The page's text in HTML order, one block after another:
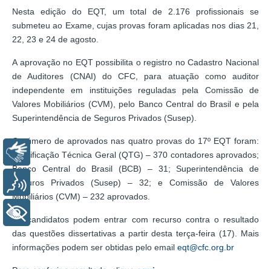
Nesta edição do EQT, um total de 2.176 profissionais se
submeteu ao Exame, cujas provas foram aplicadas nos dias 21,
22, 23 e 24 de agosto.
A aprovação no EQT possibilita o registro no Cadastro Nacional
de Auditores (CNAI) do CFC, para atuação como auditor
independente em instituições reguladas pela Comissão de
Valores Mobiliários (CVM), pelo Banco Central do Brasil e pela
Superintendência de Seguros Privados (Susep).
O número de aprovados nas quatro provas do 17º EQT foram:
Qualificação Técnica Geral (QTG) – 370 contadores aprovados;
Banco Central do Brasil (BCB) – 31; Superintendência de
Seguros Privados (Susep) – 32; e Comissão de Valores
Mobiliários (CVM) – 232 aprovados.
Os candidatos podem entrar com recurso contra o resultado
das questões dissertativas a partir desta terça-feira (17). Mais
informações podem ser obtidas pelo email eqt@cfc.org.br
Libras
Voz